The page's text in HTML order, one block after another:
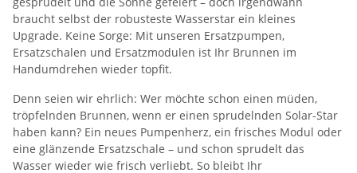
braucht selbst der robusteste Wasserstar ein kleines
Upgrade. Keine Sorge: Mit unseren Ersatzpumpen,
Ersatzschalen und Ersatzmodulen ist Ihr Brunnen im
Handumdrehen wieder topfit.
Denn seien wir ehrlich: Wer möchte schon einen müden,
tröpfelnden Brunnen, wenn er einen sprudelnden Solar-Star
haben kann? Ein neues Pumpenherz, ein frisches Modul oder
eine glänzende Ersatzschale – und schon sprudelt das
Wasser wieder wie frisch verliebt. So bleibt Ihr